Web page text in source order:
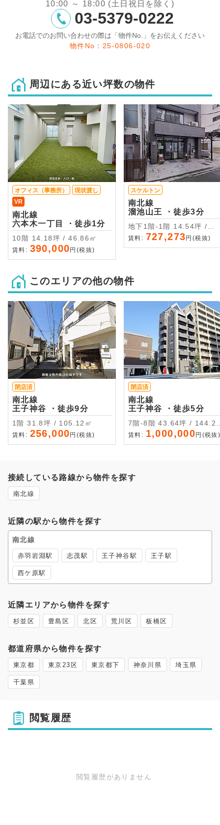
10:00 ～ 18:00 (土日祝日を除く)
03-5379-0222
お電話でのお問い合わせの際は「物件No.」をお伝えください
物件No：25-0806-020
周辺にある近い坪数の物件
オフィス（事務所）
現状渡し
VR
南北線
六本木一丁目 ・徒歩1分
10階 14.18坪 / 46.86㎡
賃料: 390,000 円(税抜)
スケルトン
南北線
溜池山王 ・徒歩3分
地下1階-1階 14.54坪 /
48.08㎡
賃料: 727,273 円(税抜)
このエリアの他の物件
閉店済
南北線
王子神谷 ・徒歩9分
1階 31.8坪 / 105.12㎡
賃料: 256,000 円(税抜)
閉店済
南北線
王子神谷 ・徒歩5分
7階-8階 43.64坪 / 144.27
賃料: 1,000,000 円(税抜
接続している路線から物件を探す
南北線
近隣の駅から物件を探す
南北線
赤羽岩淵駅 志茂駅 王子神谷駅 王子駅
西ケ原駅
近隣エリアから物件を探す
杉並区 豊島区 北区 荒川区 板橋区
都道府県から物件を探す
東京都 東京23区 東京都下 神奈川県 埼玉県
千葉県
閲覧履歴
閲覧履歴がありません